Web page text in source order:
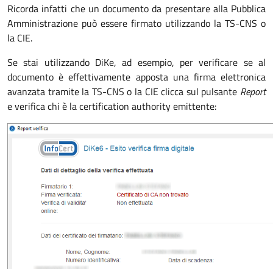
Ricorda infatti che un documento da presentare alla Pubblica
Amministrazione può essere firmato utilizzando la TS-CNS o
la CIE.
Se stai utilizzando DiKe, ad esempio, per verificare se al
documento è effettivamente apposta una firma elettronica
avanzata tramite la TS-CNS o la CIE clicca sul pulsante Report
e verifica chi è la certification authority emittente: